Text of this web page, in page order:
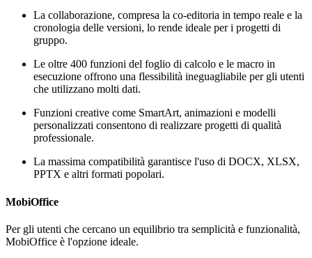
La collaborazione, compresa la co-editoria in tempo reale e la
cronologia delle versioni, lo rende ideale per i progetti di
gruppo.
Le oltre 400 funzioni del foglio di calcolo e le macro in
esecuzione offrono una flessibilità ineguagliabile per gli utenti
che utilizzano molti dati.
Funzioni creative come SmartArt, animazioni e modelli
personalizzati consentono di realizzare progetti di qualità
professionale.
La massima compatibilità garantisce l'uso di DOCX, XLSX,
PPTX e altri formati popolari.
MobiOffice
Per gli utenti che cercano un equilibrio tra semplicità e funzionalità,
MobiOffice è l'opzione ideale.